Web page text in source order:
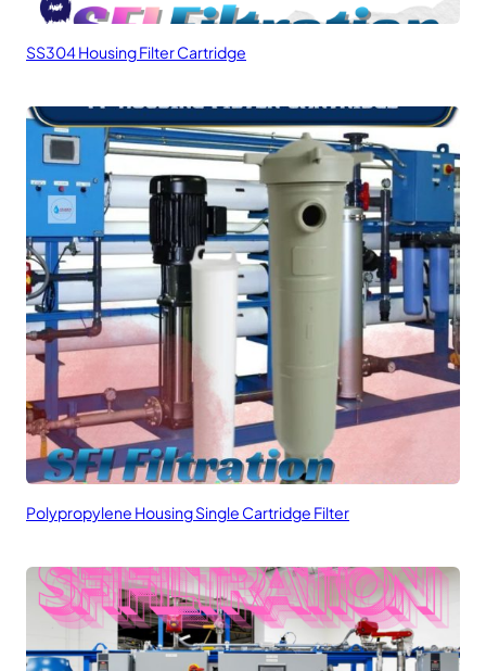
SS304 Housing Filter Cartridge
Polypropylene Housing Single Cartridge Filter